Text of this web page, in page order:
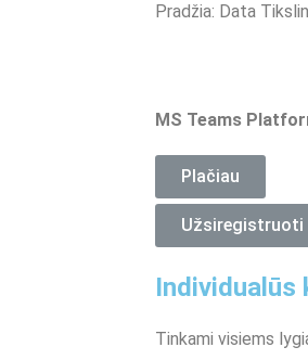
Pradžia: Data
MS Teams
Plačiau
Užsiregistruoti
Individualūs
Tinkami visiems